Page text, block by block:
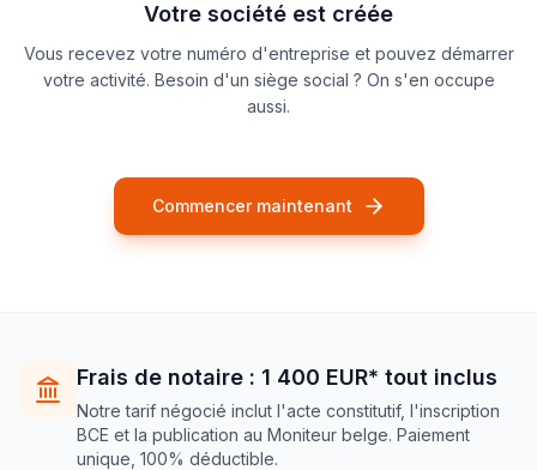
Votre société est créée
Vous recevez votre numéro d'entreprise et pouvez démarrer
votre activité. Besoin d'un siège social ? On s'en occupe
aussi.
Commencer maintenant
Frais de notaire : 1 400 EUR* tout inclus
Notre tarif négocié inclut l'acte constitutif, l'inscription
BCE et la publication au Moniteur belge. Paiement
unique, 100% déductible.